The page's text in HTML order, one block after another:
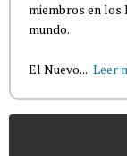
miembros en los
mundo.
El Nuevo... Leer